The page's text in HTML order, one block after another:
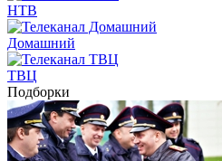
НТВ
Домашний
ТВЦ
Подборки